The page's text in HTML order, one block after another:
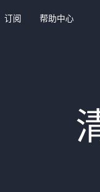
订阅 帮助中心